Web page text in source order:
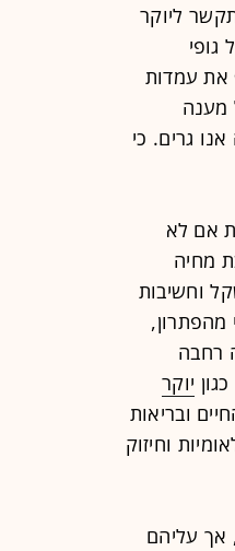
ליוקר
את עמדות
מענה
גרים. כי
אם לא
מחיה
וחשיבות
מהפתרון,
רחבה
יוקר
ובריאות
וחיזוק
אך עליהם